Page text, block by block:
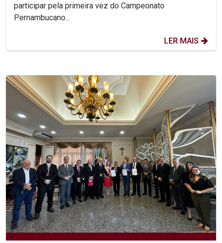
participar pela primeira vez do Campeonato
Pernambucano...
LER MAIS